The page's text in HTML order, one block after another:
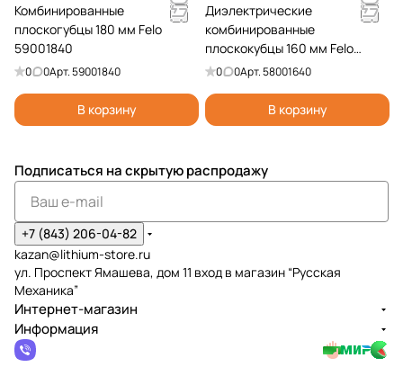
Комбинированные
плоскогубцы 180 мм Felo
59001840
0 0Арт.59001840
В корзину
Диэлектрические
комбинированные
плоскокубцы 160 мм Felo
58001640
0 0Арт.58001640
В корзину
Подписаться на скрытую распродажу
+7 (843) 206-04-82
kazan@lithium-store.ru
ул. Проспект Ямашева, дом 11 вход в магазин “Русская
Механика”
Интернет-магазин
Информация